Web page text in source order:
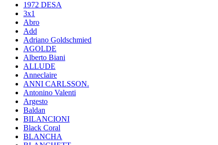
1972 DESA
3x1
Abro
Add
Adriano Goldschmied
AGOLDE
Alberto Biani
ALLUDE
Anneclaire
ANNI CARLSSON.
Antonino Valenti
Argesto
Baldan
BILANCIONI
Black Coral
BLANCHA